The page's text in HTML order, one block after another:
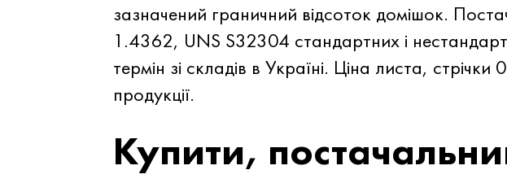
зазначений граничний відсоток домішок.
1.4362, UNS S32304 стандартних і
термін зі складів в Україні. Ціна листа,
продукції.
Купити,